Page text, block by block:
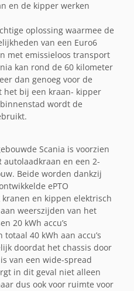
en de kipper werken
oplossing waarmee de
van een Euro6
met emissieloos transport
kan rond de 60 kilometer
dan genoeg voor de
het bij een kraan- kipper
wordt de
Scania is voorzien
autolaadkraan en een 2-
Beide worden dankzij
ePTO
en kippen elektrisch
weerszijden van het
20 kWh accu’s
40 kWh aan accu’s
doordat het chassis door
van een wide-spread
in dit geval niet alleen
dus ook voor ruimte voor